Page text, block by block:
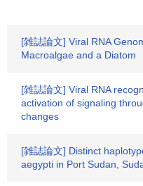
[雑誌論文] Viral RNA
Macroalgae and a Diatom
[雑誌論文] Viral RNA
activation of signaling
changes
[雑誌論文] Distinct
aegypti in Port Sudan,